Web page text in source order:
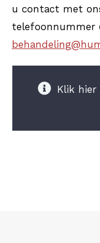
u contact met
telefoonnummer
Klik hier